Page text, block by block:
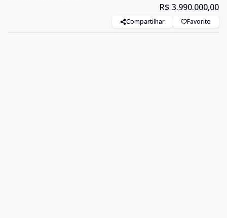
R$ 3.990.000,00
Compartilhar Favorito